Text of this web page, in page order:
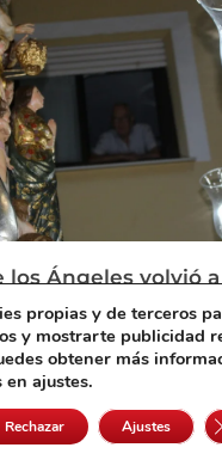
los Ángeles volvió
en la noche grande
propias y de terceros
y mostrarte publicidad
obtener más
ajustes.
Rechazar Ajustes